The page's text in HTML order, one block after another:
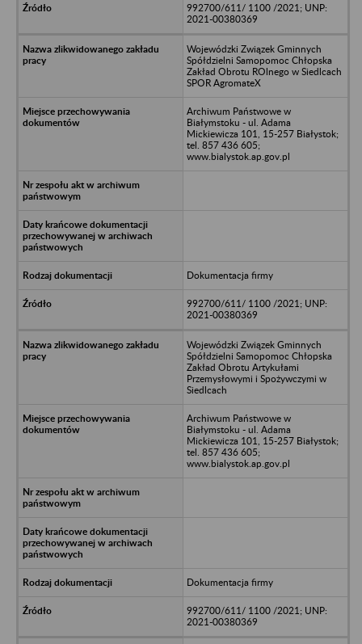
992700/611/ 1100 /2021; UNP:
2021-00380369
Wojewódzki Związek Gminnych
Spółdzielni Samopomoc Chłopska
Zakład Obrotu ROlnego w Siedlcach
SPOR AgromateX
Archiwum Państwowe w
Białymstoku - ul. Adama
Mickiewicza 101, 15-257 Białystok;
tel. 857 436 605;
www.bialystok.ap.gov.pl
Dokumentacja firmy
992700/611/ 1100 /2021; UNP:
2021-00380369
Wojewódzki Związek Gminnych
Spółdzielni Samopomoc Chłopska
Zakład Obrotu Artykułami
Przemysłowymi i Spożywczymi w
Siedlcach
Archiwum Państwowe w
Białymstoku - ul. Adama
Mickiewicza 101, 15-257 Białystok;
tel. 857 436 605;
www.bialystok.ap.gov.pl
Dokumentacja firmy
992700/611/ 1100 /2021; UNP:
2021-00380369